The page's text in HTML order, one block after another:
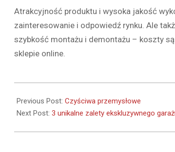
Atrakcyjność produktu i wysoka jakość
zainteresowanie i odpowiedź rynku. Ale
szybkość montażu i demontażu – koszty
sklepie online.
07-
24
Previous Post: Czyściwa przemysłowe
Next Post: 3 unikalne zalety ekskluzywnego